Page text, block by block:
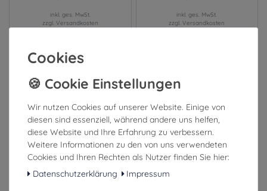
inkl. ges. MwSt.
zzgl. Versandkosten
inkl. ges. MwSt.
zzgl. Versandkosten
Cookies
Wir nutzen Cookies auf unserer Website. Einige von
diesen sind essenziell, während andere uns helfen,
diese Website und Ihre Erfahrung zu verbessern.
Weitere Informationen zu den von uns verwendeten
Cookies und Ihren Rechten als Nutzer finden Sie hier:
Datenschutzerklärung
Impressum